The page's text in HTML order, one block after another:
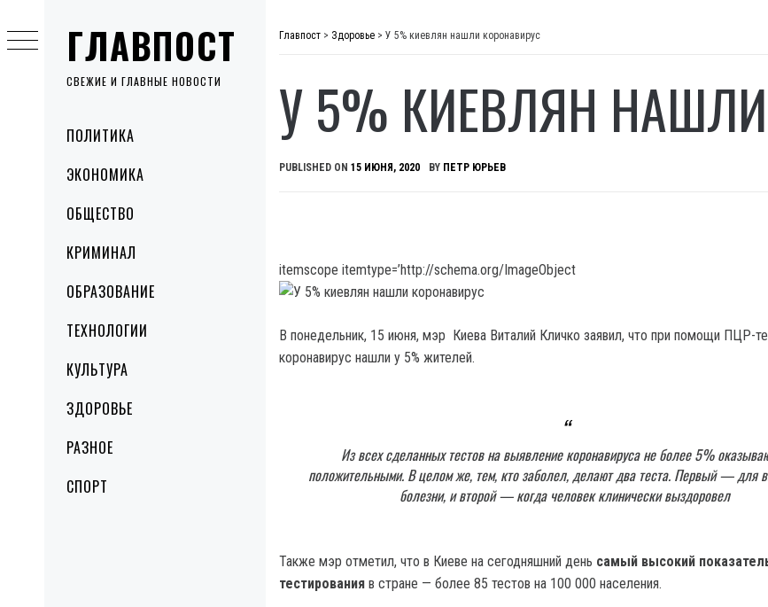
ГЛАВПОСТ
СВЕЖИЕ И ГЛАВНЫЕ НОВОСТИ
MenuПОЛИТИКА
ЭКОНОМИКА
ОБЩЕСТВО
КРИМИНАЛ
ОБРАЗОВАНИЕ
ТЕХНОЛОГИИ
КУЛЬТУРА
ЗДОРОВЬЕ
РАЗНОЕ
СПОРТ
to
content
Главпост > Здоровье > У 5% киевлян нашли коронавирус
У 5% КИЕВЛЯН
PUBLISHED ON 15 ИЮНЯ, 2020 BY ПЕТР ЮРЬЕВ
itemscope itemtype=’http://schema.org/ImageObject
В понедельник, 15 июня, мэр Киева Виталий Кличко заявил, что при помощи ПЦР-
коронавирус нашли у 5% жителей.
Из всех сделанных тестов на выявление коронавируса не более 5%
положительными. В целом же, тем, кто заболел, делают два теста. Первый — для
болезни, и второй — когда человек клинически выздоровел
Также мэр отметил, что в Киеве на сегодняшний день самый высокий
тестирования в стране — более 85 тестов на 100 000 населения.